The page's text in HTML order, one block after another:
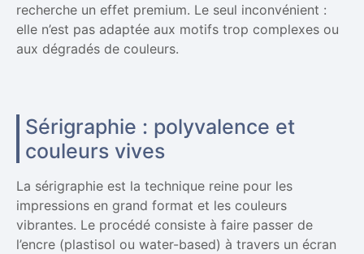
recherche un effet premium. Le seul inconvénient :
elle n’est pas adaptée aux motifs trop complexes ou
aux dégradés de couleurs.
Sérigraphie : polyvalence et
couleurs vives
La sérigraphie est la technique reine pour les
impressions en grand format et les couleurs
vibrantes. Le procédé consiste à faire passer de
l’encre (plastisol ou water-based) à travers un écran